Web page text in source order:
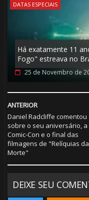
DATAS ESPECIAIS
Há exatamente 11
Fogo" estreava no
25 de Novembro de
ANTERIOR
Daniel Radcliffe comentou
sobre o seu aniversário, a
Comic-Con e o final das
filmagens de "Relíquias da
Morte"
DEIXE SEU